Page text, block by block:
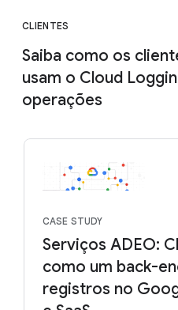
CLIENTES
Saiba como os
usam o Cloud
operações
CASE STUDY
Serviços ADEO:
como um back-
registros no